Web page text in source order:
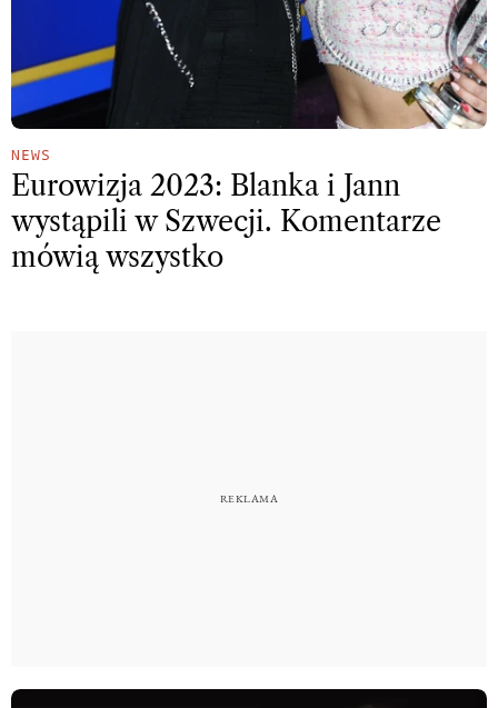
NEWS
Eurowizja 2023: Blanka i Jann
wystąpili w Szwecji. Komentarze
mówią wszystko